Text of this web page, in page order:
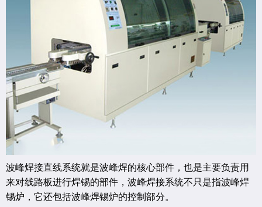
波峰焊接直线系统就是波峰焊的核心部件，也是主要负责用
来对线路板进行焊锡的部件，波峰焊接系统不只是指波峰焊
锡炉，它还包括波峰焊锡炉的控制部分。